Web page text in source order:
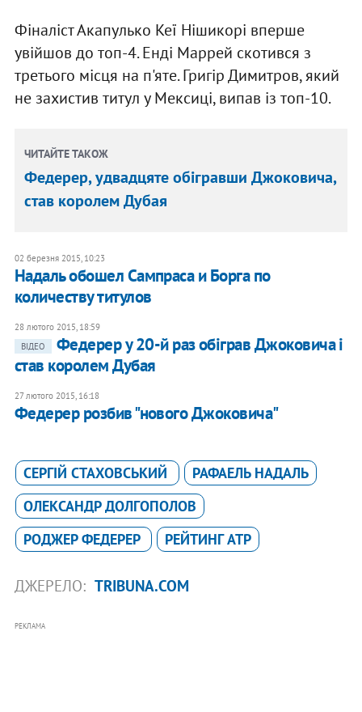
Фіналіст Акапулько Кеї Нішикорі вперше
увійшов до топ-4. Енді Маррей скотився з
третього місця на п'яте. Григір Димитров, який
не захистив титул у Мексиці, випав із топ-10.
ЧИТАЙТЕ ТАКОЖ
Федерер, удвадцяте обігравши Джоковича,
став королем Дубая
02 березня 2015, 10:23
Надаль обошел Сампраса и Борга по
количеству титулов
28 лютого 2015, 18:59
ВІДЕО
Федерер у 20-й раз обіграв Джоковича і
став королем Дубая
27 лютого 2015, 16:18
​Федерер розбив "нового Джоковича"
СЕРГІЙ СТАХОВСЬКИЙ
РАФАЕЛЬ НАДАЛЬ
ОЛЕКСАНДР ДОЛГОПОЛОВ
РОДЖЕР ФЕДЕРЕР
РЕЙТИНГ ATP
ДЖЕРЕЛО: TRIBUNA.COM
РЕКЛАМА